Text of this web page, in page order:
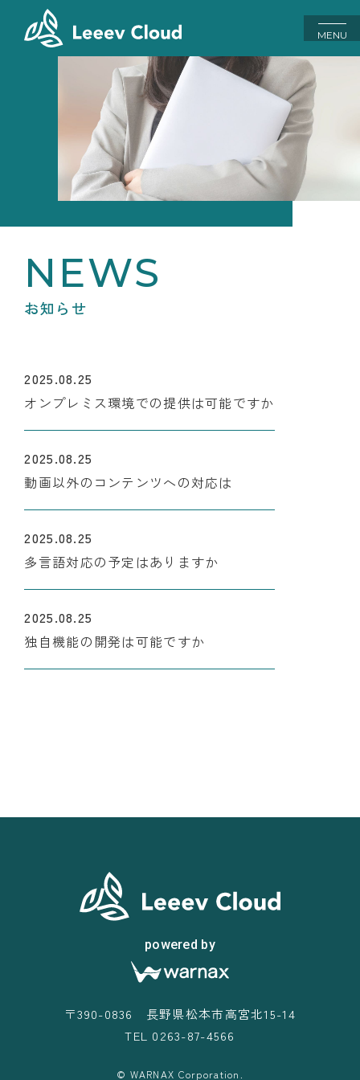
MENU
お知らせ
2025.08.25
オンプレミス環境での提供は可能ですか
2025.08.25
動画以外のコンテンツへの対応は
2025.08.25
多言語対応の予定はありますか
2025.08.25
独自機能の開発は可能ですか
powered by
〒390-0836 長野県松本市高宮北15-14
TEL 0263-87-4566
© WARNAX Corporation.